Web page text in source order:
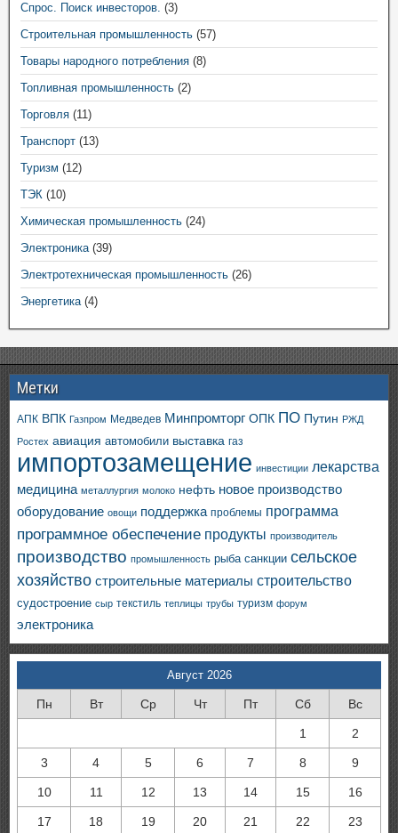
Спрос. Поиск инвесторов. (3)
Строительная промышленность (57)
Товары народного потребления (8)
Топливная промышленность (2)
Торговля (11)
Транспорт (13)
Туризм (12)
ТЭК (10)
Химическая промышленность (24)
Электроника(39)
Электротехническая промышленность (26)
Энергетика(4)
Метки
АПК ВПК Газпром Медведев Минпромторг ОПК ПО Путин РЖД
Ростех авиация автомобили выставка газ
импортозамещение инвестиции лекарства
медицина металлургия молоко нефть новое производство
оборудование овощи поддержка проблемы программа
программное обеспечение продукты производитель
производство промышленность рыба санкции сельское
хозяйство строительные материалы строительство
судостроение сыр текстиль теплицы трубы туризм форум
электроника
Август 2026
Пн Вт Ср Чт Пт Сб Вс
1 2
3 4 5 6 7 8 9
10 11 12 13 14 15 16
17 18 19 20 21 22 23